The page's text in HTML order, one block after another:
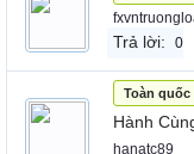
Trả lời: 0
Toàn quốc
Hành
hanatc89